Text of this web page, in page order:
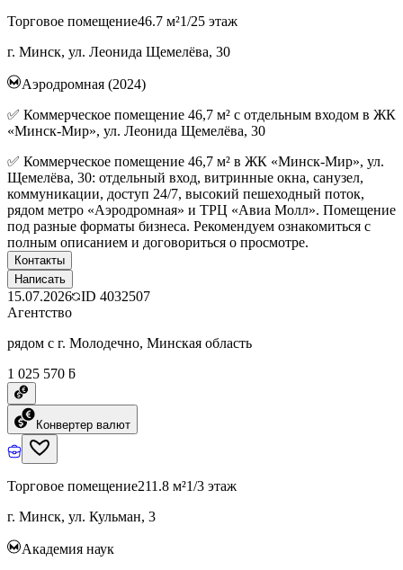
Торговое помещение46.7 м²1/25 этаж
г. Минск, ул. Леонида Щемелёва, 30
Аэродромная (2024)
✅ Коммерческое помещение 46,7 м² с отдельным входом в ЖК
«Минск-Мир», ул. Леонида Щемелёва, 30
✅ Коммерческое помещение 46,7 м² в ЖК «Минск-Мир», ул.
Щемелёва, 30: отдельный вход, витринные окна, санузел,
коммуникации, доступ 24/7, высокий пешеходный поток,
рядом метро «Аэродромная» и ТРЦ «Авиа Молл». Помещение
под разные форматы бизнеса. Рекомендуем ознакомиться с
полным описанием и договориться о просмотре.
Контакты
Написать
15.07.2026 ID 4032507
Агентство
рядом с г. Молодечно, Минская область
1 025 570 ƃ
Конвертер валют
Торговое помещение211.8 м²1/3 этаж
г. Минск, ул. Кульман, 3
Академия наук